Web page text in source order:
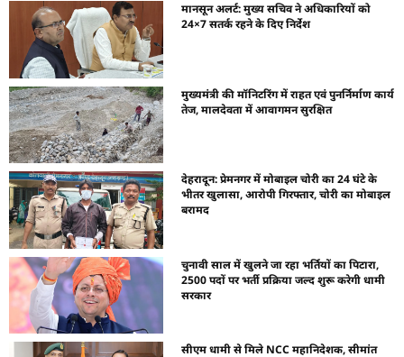
मानसून अलर्ट: मुख्य सचिव ने अधिकारियों को
24×7 सतर्क रहने के दिए निर्देश
मुख्यमंत्री की मॉनिटरिंग में राहत एवं पुनर्निर्माण कार्य
तेज, मालदेवता में आवागमन सुरक्षित
देहरादून: प्रेमनगर में मोबाइल चोरी का 24 घंटे के
भीतर खुलासा, आरोपी गिरफ्तार, चोरी का मोबाइल
बरामद
चुनावी साल में खुलने जा रहा भर्तियों का पिटारा,
2500 पदों पर भर्ती प्रक्रिया जल्द शुरू करेगी धामी
सरकार
सीएम धामी से मिले NCC महानिदेशक, सीमांत